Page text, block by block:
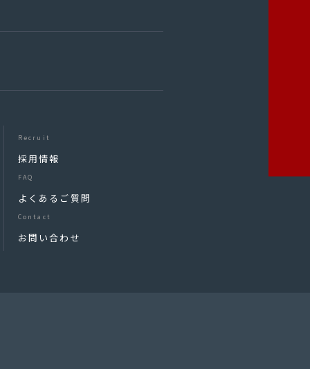
Recruit
採用情報
FAQ
よくあるご質問
Contact
お問い合わせ